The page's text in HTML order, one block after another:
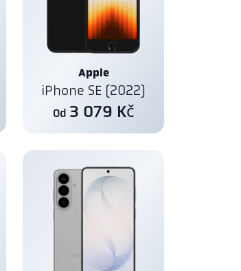
Apple
iPhone SE (2022)
Od 3 079 Kč